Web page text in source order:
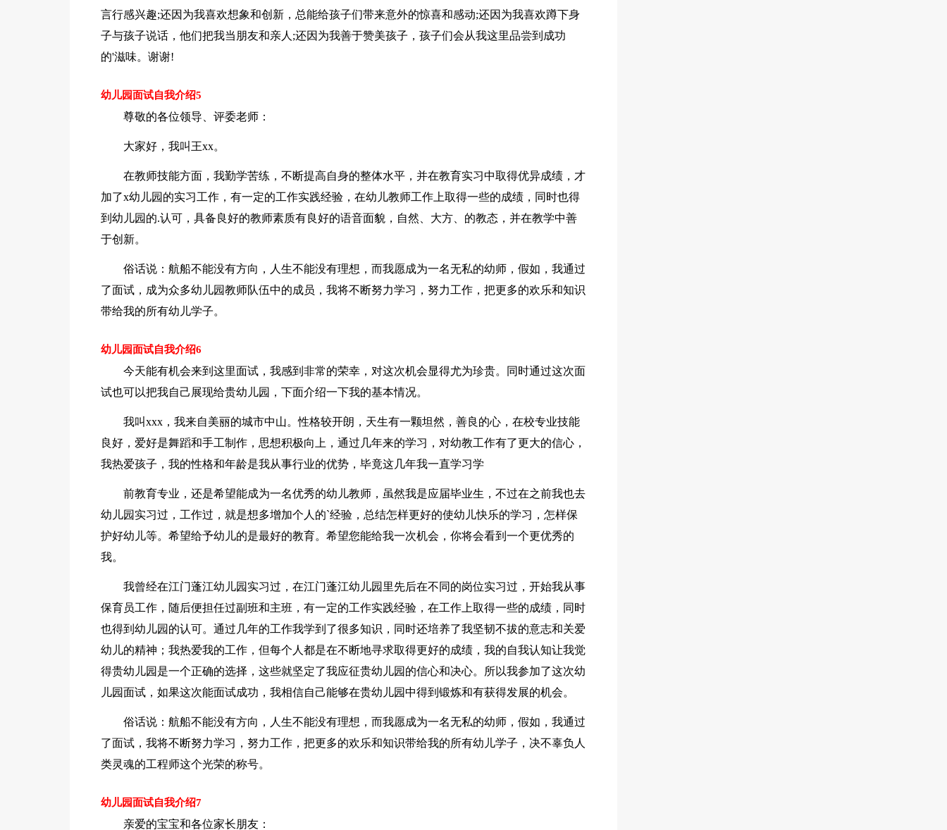
言行感兴趣;还因为我喜欢想象和创新，总能给孩子们带来意外的惊喜和感动;还因为我喜欢蹲下身
子与孩子说话，他们把我当朋友和亲人;还因为我善于赞美孩子，孩子们会从我这里品尝到成功
的'滋味。谢谢!
幼儿园面试自我介绍5
尊敬的各位领导、评委老师：
大家好，我叫王xx。
在教师技能方面，我勤学苦练，不断提高自身的整体水平，并在教育实习中取得优异成绩，才
加了x幼儿园的实习工作，有一定的工作实践经验，在幼儿教师工作上取得一些的成绩，同时也得
到幼儿园的.认可，具备良好的教师素质有良好的语音面貌，自然、大方、的教态，并在教学中善
于创新。
俗话说：航船不能没有方向，人生不能没有理想，而我愿成为一名无私的幼师，假如，我通过
了面试，成为众多幼儿园教师队伍中的成员，我将不断努力学习，努力工作，把更多的欢乐和知识
带给我的所有幼儿学子。
幼儿园面试自我介绍6
今天能有机会来到这里面试，我感到非常的荣幸，对这次机会显得尤为珍贵。同时通过这次面
试也可以把我自己展现给贵幼儿园，下面介绍一下我的基本情况。
我叫xxx，我来自美丽的城市中山。性格较开朗，天生有一颗坦然，善良的心，在校专业技能
良好，爱好是舞蹈和手工制作，思想积极向上，通过几年来的学习，对幼教工作有了更大的信心，
我热爱孩子，我的性格和年龄是我从事行业的优势，毕竟这几年我一直学习学
前教育专业，还是希望能成为一名优秀的幼儿教师，虽然我是应届毕业生，不过在之前我也去
幼儿园实习过，工作过，就是想多增加个人的`经验，总结怎样更好的使幼儿快乐的学习，怎样保
护好幼儿等。希望给予幼儿的是最好的教育。希望您能给我一次机会，你将会看到一个更优秀的
我。
我曾经在江门蓬江幼儿园实习过，在江门蓬江幼儿园里先后在不同的岗位实习过，开始我从事
保育员工作，随后便担任过副班和主班，有一定的工作实践经验，在工作上取得一些的成绩，同时
也得到幼儿园的认可。通过几年的工作我学到了很多知识，同时还培养了我坚韧不拔的意志和关爱
幼儿的精神；我热爱我的工作，但每个人都是在不断地寻求取得更好的成绩，我的自我认知让我觉
得贵幼儿园是一个正确的选择，这些就坚定了我应征贵幼儿园的信心和决心。所以我参加了这次幼
儿园面试，如果这次能面试成功，我相信自己能够在贵幼儿园中得到锻炼和有获得发展的机会。
俗话说：航船不能没有方向，人生不能没有理想，而我愿成为一名无私的幼师，假如，我通过
了面试，我将不断努力学习，努力工作，把更多的欢乐和知识带给我的所有幼儿学子，决不辜负人
类灵魂的工程师这个光荣的称号。
幼儿园面试自我介绍7
亲爱的宝宝和各位家长朋友：